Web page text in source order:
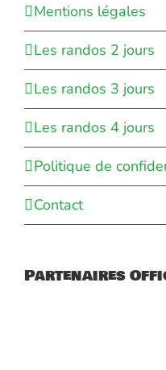
Mentions légales
Les randos 2 jours
Les randos 3 jours
Les randos 4 jours
Politique de
Contact
Partenaires